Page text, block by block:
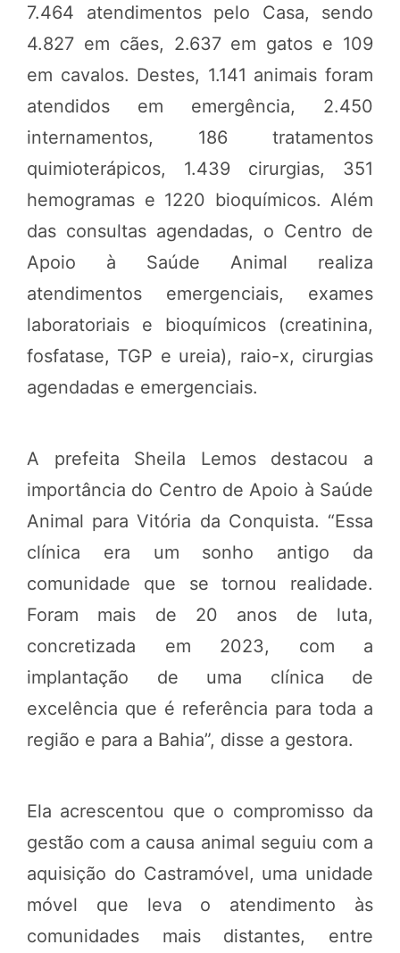
7.464 atendimentos pelo Casa, sendo
4.827 em cães, 2.637 em gatos e 109
em cavalos. Destes, 1.141 animais foram
atendidos em emergência, 2.450
internamentos, 186 tratamentos
quimioterápicos, 1.439 cirurgias, 351
hemogramas e 1220 bioquímicos. Além
das consultas agendadas, o Centro de
Apoio à Saúde Animal realiza
atendimentos emergenciais, exames
laboratoriais e bioquímicos (creatinina,
fosfatase, TGP e ureia), raio-x, cirurgias
agendadas e emergenciais.
A prefeita Sheila Lemos destacou a
importância do Centro de Apoio à Saúde
Animal para Vitória da Conquista. “Essa
clínica era um sonho antigo da
comunidade que se tornou realidade.
Foram mais de 20 anos de luta,
concretizada em 2023, com a
implantação de uma clínica de
excelência que é referência para toda a
região e para a Bahia”, disse a gestora.
Ela acrescentou que o compromisso da
gestão com a causa animal seguiu com a
aquisição do Castramóvel, uma unidade
móvel que leva o atendimento às
comunidades mais distantes, entre